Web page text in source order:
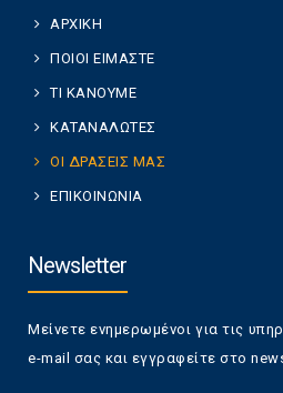
ΑΡΧΙΚΗ
ΠΟΙΟΙ ΕΙΜΑΣΤΕ
ΤΙ ΚΑΝΟΥΜΕ
ΚΑΤΑΝΑΛΩΤΕΣ
ΟΙ ΔΡΑΣΕΙΣ ΜΑΣ
ΕΠΙΚΟΙΝΩΝΙΑ
Newsletter
Μείνετε ενημερωμένοι για τις
e-mail σας και εγγραφείτε στο